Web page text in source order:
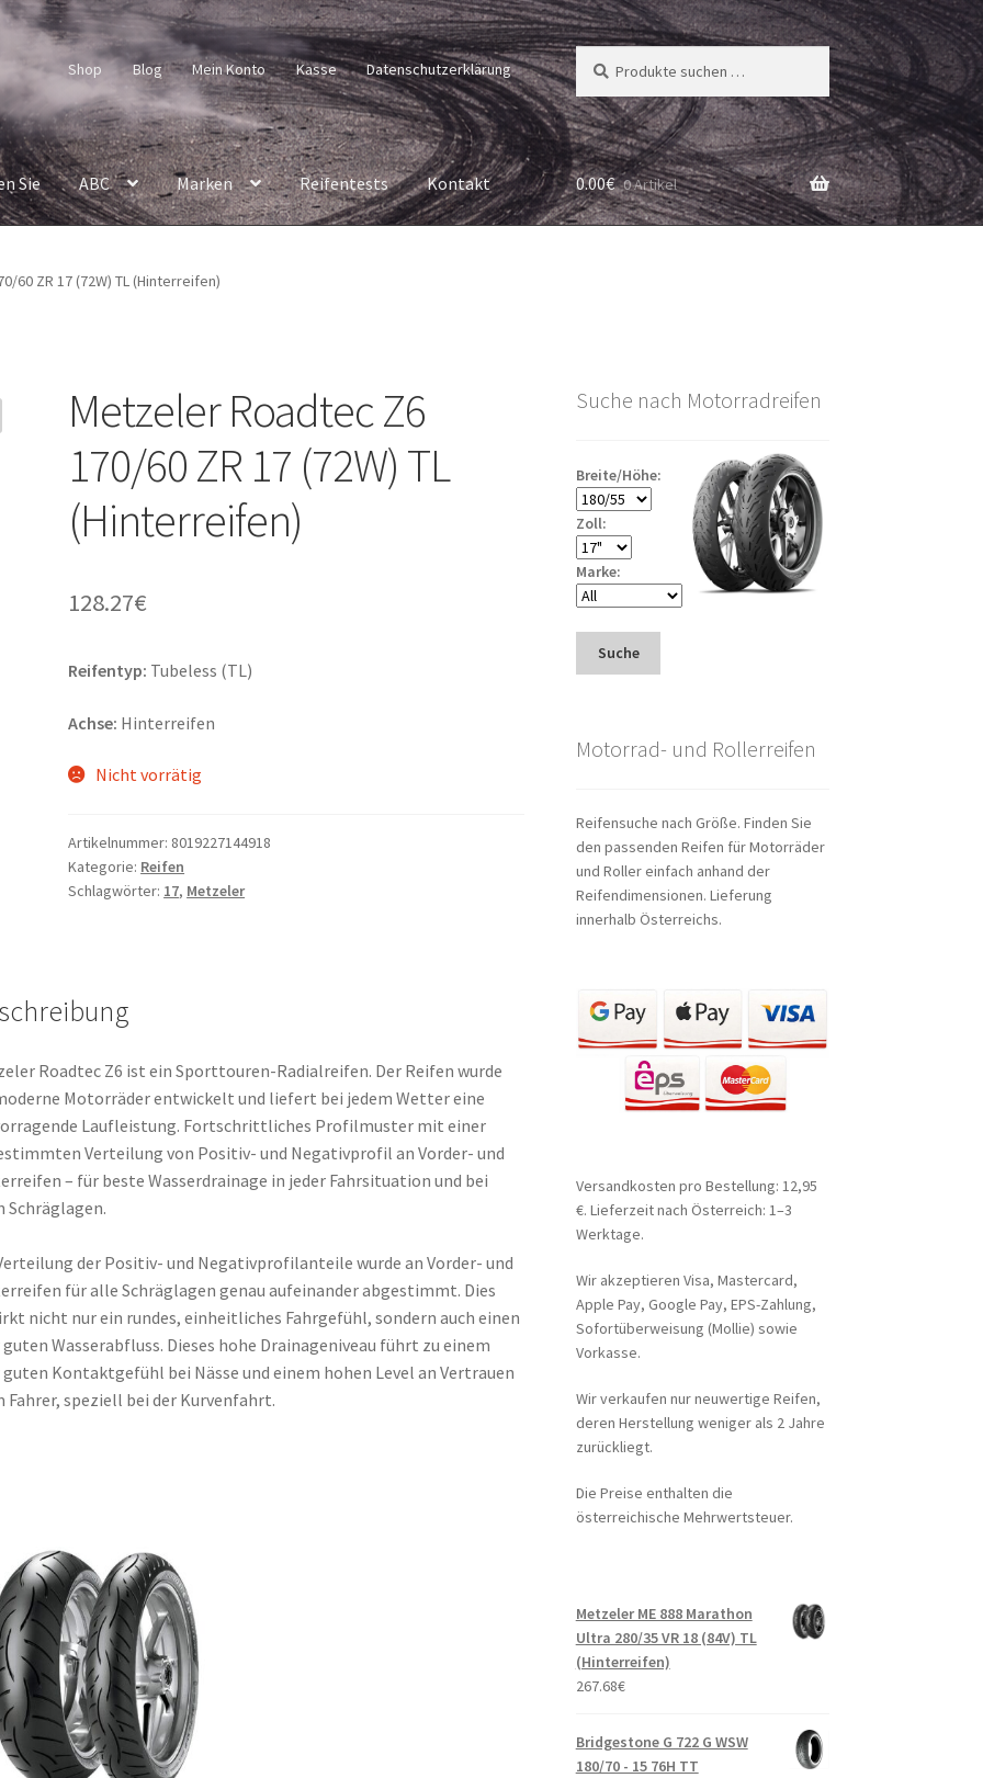
Shop Blog Mein Konto Kasse Datenschutzerklärung
Suchen
nach:
Suchen
Sie ABC Marken Reifentests Kontakt 0.00€ 0 Artikel
60 ZR 17 (72W) TL (Hinterreifen)
Metzeler Roadtec Z6
170/60 ZR 17 (72W) TL
(Hinterreifen)
128.27€
Reifentyp: Tubeless (TL)
Achse: Hinterreifen
Nicht vorrätig
Artikelnummer: 8019227144918
Kategorie: Reifen
Schlagwörter: 17, Metzeler
Roadtec Z6 ist ein Sporttouren-Radialreifen. Der Reifen wurde
Motorräder entwickelt und liefert bei jedem Wetter eine
Laufleistung. Fortschrittliches Profilmuster mit einer
Verteilung von Positiv- und Negativprofil an Vorder- und
– für beste Wasserdrainage in jeder Fahrsituation und bei
Schräglagen.
der Positiv- und Negativprofilanteile wurde an Vorder- und
für alle Schräglagen genau aufeinander abgestimmt. Dies
nicht nur ein rundes, einheitliches Fahrgefühl, sondern auch einen
Wasserabfluss. Dieses hohe Drainageniveau führt zu einem
guten Kontaktgefühl bei Nässe und einem hohen Level an Vertrauen
Fahrer, speziell bei der Kurvenfahrt.
Suche nach Motorradreifen
Breite/Höhe:
Zoll:
Marke:
Suche
Motorrad- und Rollerreifen
Reifensuche nach Größe. Finden Sie
den passenden Reifen für Motorräder
und Roller einfach anhand der
Reifendimensionen. Lieferung
innerhalb Österreichs.
Versandkosten pro Bestellung: 12,95
€. Lieferzeit nach Österreich: 1–3
Werktage.
Wir akzeptieren Visa, Mastercard,
Apple Pay, Google Pay, EPS-Zahlung,
Sofortüberweisung (Mollie) sowie
Vorkasse.
Wir verkaufen nur neuwertige Reifen,
deren Herstellung weniger als 2 Jahre
zurückliegt.
Die Preise enthalten die
österreichische Mehrwertsteuer.
Metzeler ME 888 Marathon
Ultra 280/35 VR 18 (84V) TL
(Hinterreifen)
267.68€
Bridgestone G 722 G WSW
180/70 - 15 76H TT